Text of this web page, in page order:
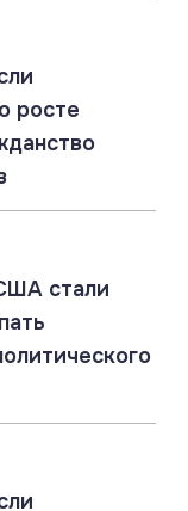
росте
стали